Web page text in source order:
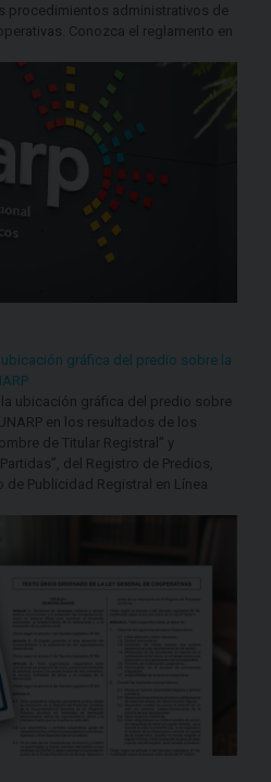
procedimientos administrativos de
Conozca el reglamento en
gráfica del predio sobre la
ubicación gráfica del predio sobre
en los resultados de los
de Titular Registral” y
del Registro de Predios,
de Publicidad Registral en Línea